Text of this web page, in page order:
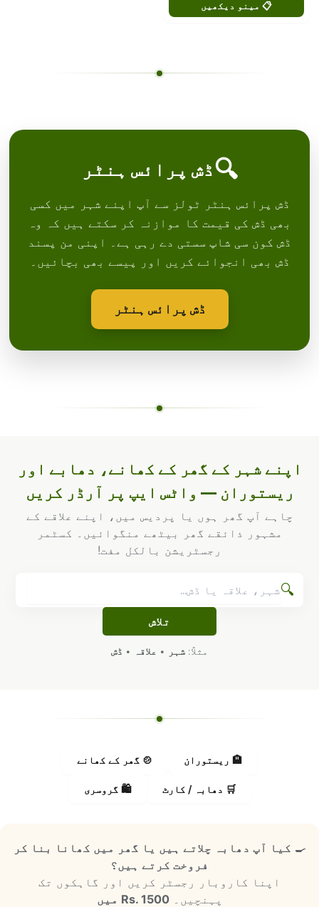
📋 مینو دیکھیں
🔍ڈش پرائس ہنٹر
ڈش پرائس ہنٹر ٹولز سے آپ اپنے شہر میں کسی
بھی ڈش کی قیمت کا موازنہ کر سکتے ہیں کہ وہ
ڈش کون سی شاپ سستی دے رہی ہے۔ اپنی من پسند
ڈش بھی انجوائے کریں اور پیسے بھی بچائیں۔
ڈش پرائس ہنٹر
اپنے شہر کے گھر کے کھانے، دھابے اور
ریستوران — واٹس ایپ پر آرڈر کریں
چاہے آپ گھر ہوں یا پردیس میں، اپنے علاقے کے
مشہور ذائقے گھر بیٹھے منگوائیں۔ کسٹمر
رجسٹریشن بالکل مفت!
🔍
تلاش
مثلاً: شہر • علاقہ • ڈش
🏨 ریستوران 🍲 گھر کے کھانے
🛒 دھابہ / کارٹ 🛍️ گروسری
🍳 کیا آپ دھابہ چلاتے ہیں یا گھر میں کھانا بنا کر
فروخت کرتے ہیں؟
اپنا کاروبار رجسٹر کریں اور گاہکوں تک
پہنچیں۔Rs. 1500 میں